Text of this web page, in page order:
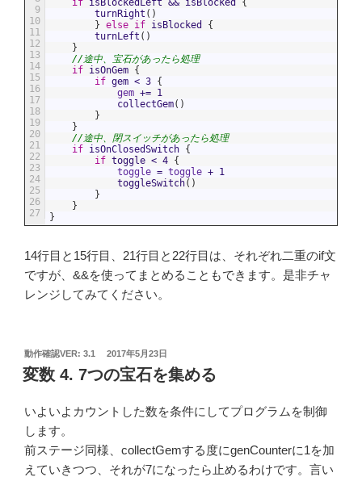
9
10
11
12
13
14
15
16
17
18
19
20
21
22
23
24
25
26
27
turnRight ( )
} else if isBlocked
{
turnLeft ( )
}
//途中、宝石があったら処理
if isOnGem {
if gem < 3 {
gem += 1
collectGem( )
}
}
//途中、閉スイッチがあったら処理
if isOnClosedSwitch {
if toggle < 4 {
toggle = toggle + 1
toggleSwitch( )
}
}
}
14行目と15行目、21行目と22行目は、それぞれ二重のif文
ですが、&&を使ってまとめることもできます。是非チャ
レンジしてみてください。
動作確認VER: 3.1
投
稿
日:
2017年5月23日
変数 4. 7つの宝石を集める
いよいよカウントした数を条件にしてプログラムを制御
します。
前ステージ同様、collectGemする度にgenCounterに1を加
えていきつつ、それが7になったら止めるわけです。言い